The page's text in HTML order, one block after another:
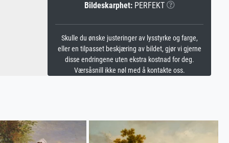
Bildeskarphet:PERFEKT
Skulle du ønske justeringer av lysstyrke og farge,
eller en tilpasset beskjæring av bildet, gjør vi gjerne
disse endringene uten ekstra kostnad for deg.
Værsåsnill ikke nøl med å kontakte oss.